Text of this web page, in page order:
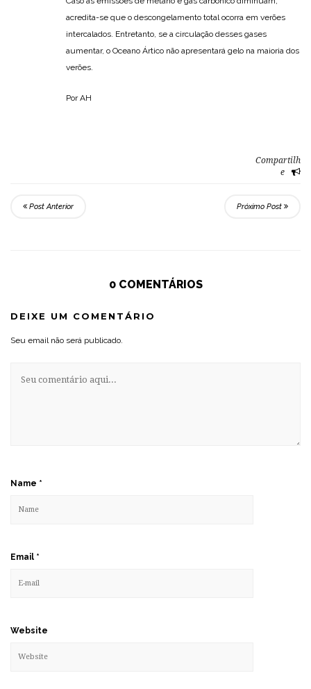
acredita-se que o descongelamento total ocorra em verões
intercalados. Entretanto, se a circulação desses gases
aumentar, o Oceano Ártico não apresentará gelo na maioria dos
verões.
Por AH
Compartilh
e
Post Anterior Próximo Post
0 COMENTÁRIOS
DEIXE UM COMENTÁRIO
Seu email não será publicado.
Name *
Email *
Website